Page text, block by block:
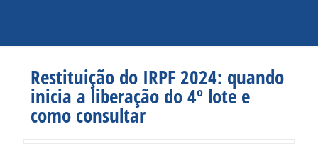
Restituição do IRPF 2024: quando
inicia a liberação do 4º lote e
como consultar